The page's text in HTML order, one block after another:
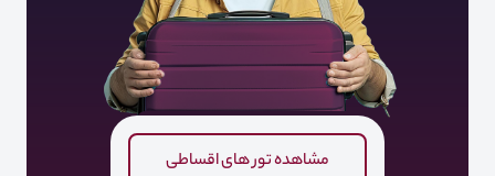
مشاهده تور های اقساطی